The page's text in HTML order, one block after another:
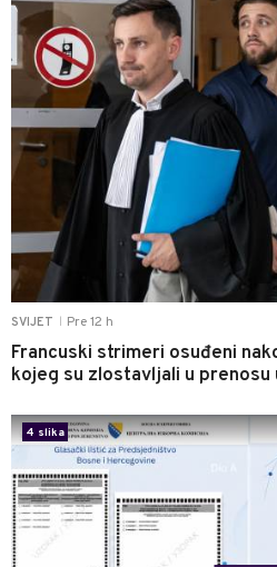
SVIJET Pre 12 h
Francuski strimeri osuđeni
kojeg su zlostavljali u prenosu
4 slika